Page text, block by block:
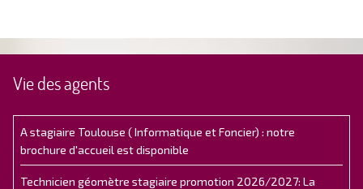
Vie des agents
A stagiaire Toulouse ( Informatique et Foncier) : notre
brochure d'accueil est disponible
Technicien géomètre stagiaire promotion 2026/2027: La